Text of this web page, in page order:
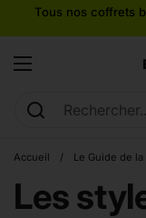
Passer au contenu
Tous nos coffrets
Ouvrir le menu
Accueil / Le Guide de la
Les